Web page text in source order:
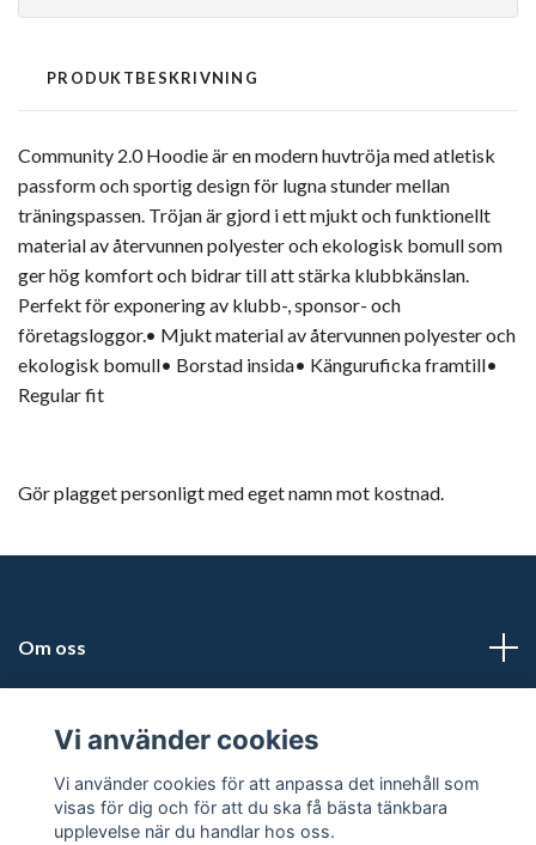
PRODUKTBESKRIVNING
Community 2.0 Hoodie är en modern huvtröja med atletisk
passform och sportig design för lugna stunder mellan
träningspassen. Tröjan är gjord i ett mjukt och funktionellt
material av återvunnen polyester och ekologisk bomull som
ger hög komfort och bidrar till att stärka klubbkänslan.
Perfekt för exponering av klubb-, sponsor- och
företagsloggor.• Mjukt material av återvunnen polyester och
ekologisk bomull• Borstad insida• Känguruficka framtill•
Regular fit
Gör plagget personligt med eget namn mot kostnad.
Om oss
Läs mer
Vi använder cookies
Vi använder cookies för att anpassa det innehåll som
visas för dig och för att du ska få bästa tänkbara
upplevelse när du handlar hos oss.